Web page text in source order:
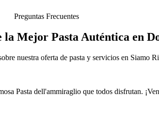
Preguntas Frecuentes
la Mejor Pasta Auténtica en
nuestra oferta de pasta y servicios en Siamo
Pasta dell'ammiraglio que todos disfrutan.